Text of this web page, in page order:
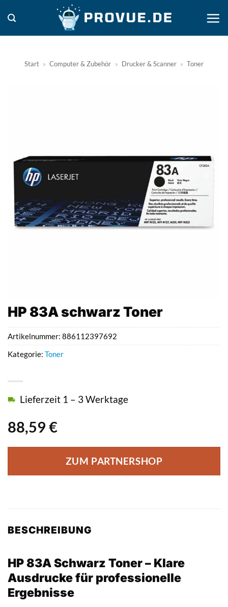
Inhalt
springen
Start » Computer & Zubehör » Drucker & Scanner » Toner
HP 83A schwarz Toner
88,59 €
Lieferzeit 1 – 3 Werktage
ZUM PARTNERSHOP
Artikelnummer: 886112397692
Kategorie: Toner
BESCHREIBUNG
HP 83A Schwarz Toner – Klare
Ausdrucke für professionelle
Ergebnisse